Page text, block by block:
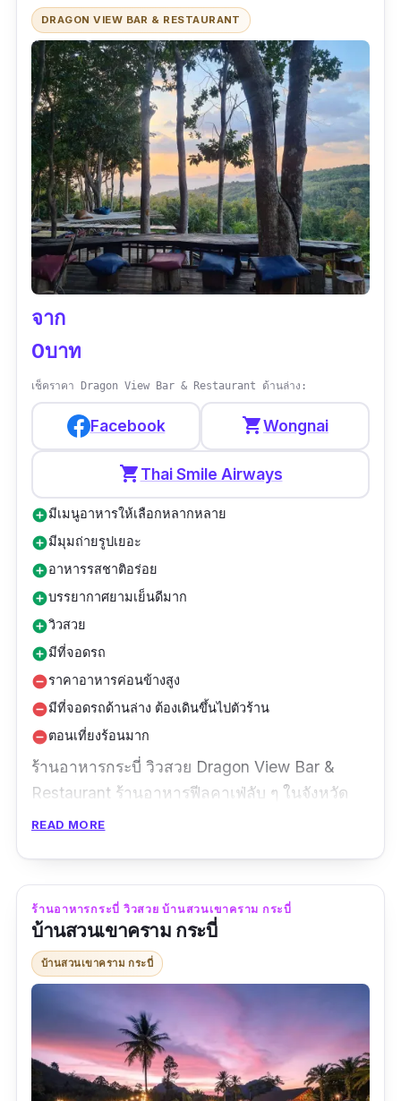
Google map :
https://goo.gl/maps/4e3H5uQGorXQmvdb6
?coh=178571&entry=tt
เบอร์โทร :0629616979 , 064 696 6256
เวลาทำการ :9:00–21:00 น. เปิดทุกวัน
เมนูแนะนำ :แกงส้มปูไข่กับหน่อไม้
ดอง,ปลาหมึกไข่นึ่งมะนาว , ปลาเก๋านึ่งบ๊วย
รีวิว : “อร่อยมากกกก อาหารสด รสมือดี
บรรยากาศดี ดีที่สุดคือเจ้าของร้านใจดีมาก มาดูแล
แนะนำตลอด เท่าที่ดูคือสะอาดมาก จานชามเป็นก
ระเบื้องทั้งหมด ห้องน้ำก็สะอาด อาหารค่อนข้างช้า
ชิว ลมเย็นนนนน ดีเหนือความคาดหมาย”
DRAGON VIEW BAR & RESTAURANT
จาก
0บาท
เช็คราคา Dragon View Bar & Restaurant ด้านล่าง:
Facebook shopping_cartWongnai
shopping_cartThai Smile Airways
add_circleมีเมนูอาหารให้เลือกหลากหลาย
add_circleมีมุมถ่ายรูปเยอะ
add_circleอาหารรสชาติอร่อย
add_circleบรรยากาศยามเย็นดีมาก
add_circleวิวสวย
add_circleมีที่จอดรถ
remove_circleราคาอาหารค่อนข้างสูง
remove_circleมีที่จอดรถด้านล่าง ต้องเดินขึ้นไปตัวร้าน
remove_circleตอนเที่ยงร้อนมาก
ร้านอาหารกระบี่ วิวสวย Dragon View Bar &
Restaurant ร้านอาหารฟีลคาเฟ่ลับ ๆ ในจังหวัด
กระบี่ ซ่อนตัวอยู่บนภูเขา สามารถมองเห็นวิวทะเล
พระอาทิตย์คือฟินมาก ถ่ายรูปมุมไหนก็ัง จะมาตอน
กลางวันหรือเย็น ๆ ก็มีมุมถ่ายรูปเยอะ บรรยากาศก็
ดี แถมอาหารก็มีทั้งอาหารไทย อาหารนานาชาติ
เครื่องดื่มและขนมหวานให้บริการ รสชาติอร่อย
ข้อมูลเฉพาะ
Google map :
READ MORE
ร้านอาหารกระบี่ วิวสวย บ้านสวนเขาคราม​ กระบี่
บ้านสวนเขาคราม​ กระบี่
บ้านสวนเขาคราม​ กระบี่